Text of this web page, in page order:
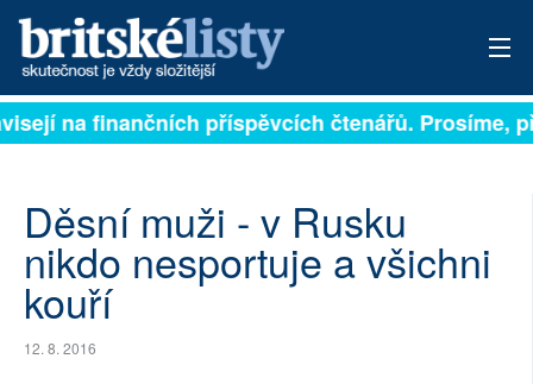
PŘIHLÁSIT
ARCHIV
ROZHOVORY
TÉMATA
na finančních příspěvcích čtenářů. Prosíme,
Děsní muži - v Rusku
nikdo nesportuje a všichni
kouří
12. 8. 2016